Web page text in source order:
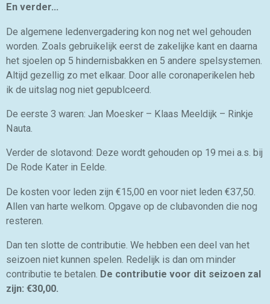
En verder…
De algemene ledenvergadering kon nog net wel gehouden
worden. Zoals gebruikelijk eerst de zakelijke kant en daarna
het sjoelen op 5 hindernisbakken en 5 andere spelsystemen.
Altijd gezellig zo met elkaar. Door alle coronaperikelen heb
ik de uitslag nog niet gepublceerd.
De eerste 3 waren: Jan Moesker – Klaas Meeldijk – Rinkje
Nauta.
Verder de slotavond: Deze wordt gehouden op 19 mei a.s. bij
De Rode Kater in Eelde.
De kosten voor leden zijn €15,00 en voor niet leden €37,50.
Allen van harte welkom. Opgave op de clubavonden die nog
resteren.
Dan ten slotte de contributie. We hebben een deel van het
seizoen niet kunnen spelen. Redelijk is dan om minder
contributie te betalen. De contributie voor dit seizoen zal
zijn: €30,00.